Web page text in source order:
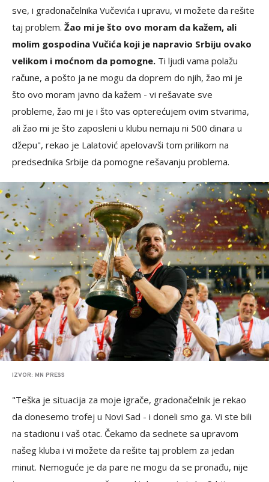
sve, i gradonačelnika Vučevića i upravu, vi možete da rešite
taj problem. Žao mi je što ovo moram da kažem, ali
molim gospodina Vučića koji je napravio Srbiju ovako
velikom i moćnom da pomogne. Ti ljudi vama polažu
račune, a pošto ja ne mogu da doprem do njih, žao mi je
što ovo moram javno da kažem - vi rešavate sve
probleme, žao mi je i što vas opterećujem ovim stvarima,
ali žao mi je što zaposleni u klubu nemaju ni 500 dinara u
džepu", rekao je Lalatović apelovavši tom prilikom na
predsednika Srbije da pomogne rešavanju problema.
IZVOR: MN PRESS
"Teška je situacija za moje igrače, gradonačelnik je rekao
da donesemo trofej u Novi Sad - i doneli smo ga. Vi ste bili
na stadionu i vaš otac. Čekamo da sednete sa upravom
našeg kluba i vi možete da rešite taj problem za jedan
minut. Nemoguće je da pare ne mogu da se pronađu, nije